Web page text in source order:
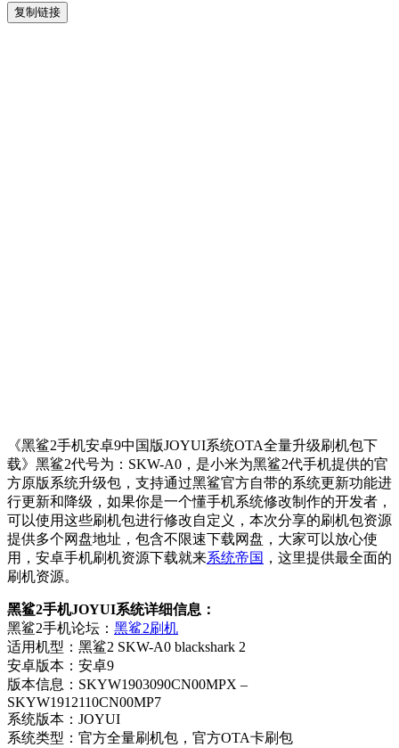
复制链接
《黑鲨2手机安卓9中国版JOYUI系统OTA全量升级刷机包下
载》黑鲨2代号为：SKW-A0，是小米为黑鲨2代手机提供的官
方原版系统升级包，支持通过黑鲨官方自带的系统更新功能进
行更新和降级，如果你是一个懂手机系统修改制作的开发者，
可以使用这些刷机包进行修改自定义，本次分享的刷机包资源
提供多个网盘地址，包含不限速下载网盘，大家可以放心使
用，安卓手机刷机资源下载就来系统帝国 ，这里提供最全面的
刷机资源。
黑鲨2手机JOYUI系统详细信息：
黑鲨2手机论坛： 黑鲨2刷机
适用机型：黑鲨2 SKW-A0 blackshark 2
安卓版本：安卓9
版本信息：SKYW1903090CN00MPX –
SKYW1912110CN00MP7
系统版本：JOYUI
系统类型：官方全量刷机包，官方OTA卡刷包